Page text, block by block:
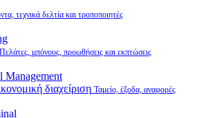
τεχνικά δελτία και τροποποιητές
Πελάτες, μπόνους, προωθήσεις και εκπτώσεις
διαχείριση Ταμείο, έξοδα, αναφορές